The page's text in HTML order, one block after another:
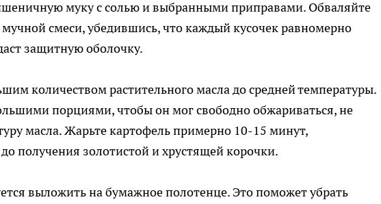
муку с солью и выбранными приправами. Обваляйте
смеси, убедившись, что каждый кусочек равномерно
защитную оболочку.
количеством растительного масла до средней температуры.
порциями, чтобы он мог свободно обжариваться, не
масла. Жарьте картофель примерно 10-15 минут,
получения золотистой и хрустящей корочки.
выложить на бумажное полотенце. Это поможет убрать